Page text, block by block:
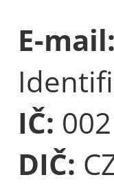
E-mail:
IČ:
DIČ: